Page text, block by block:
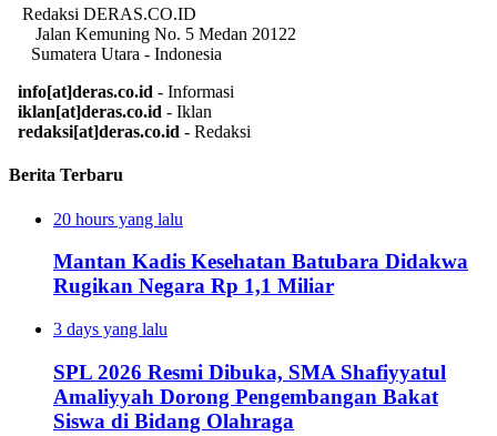
Redaksi DERAS.CO.ID
Jalan Kemuning No. 5 Medan 20122
Sumatera Utara - Indonesia
info[at]deras.co.id - Informasi
iklan[at]deras.co.id - Iklan
redaksi[at]deras.co.id - Redaksi
Berita Terbaru
20 hours yang lalu
Mantan Kadis Kesehatan Batubara Didakwa
Rugikan Negara Rp 1,1 Miliar
3 days yang lalu
SPL 2026 Resmi Dibuka, SMA Shafiyyatul
Amaliyyah Dorong Pengembangan Bakat
Siswa di Bidang Olahraga